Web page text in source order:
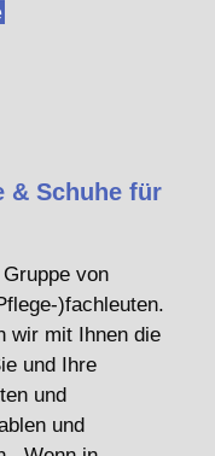
& Schuhe für
von
)fachleuten.
wir mit Ihnen die
und Ihre
und
und